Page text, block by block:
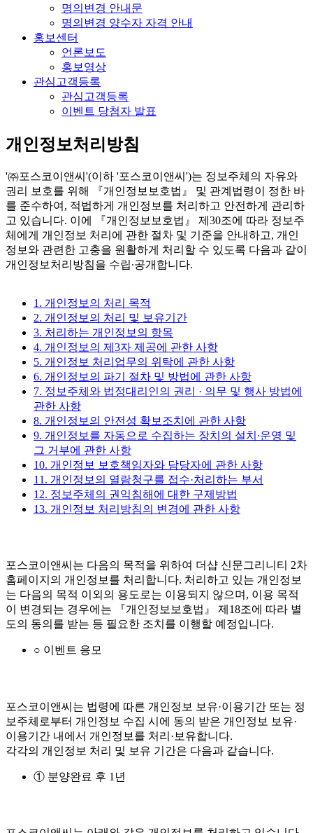
명의변경 안내문
명의변경 양수자 자격 안내
홍보센터
언론보도
홍보영상
관심고객등록
관심고객등록
이벤트 당첨자 발표
개인정보처리방침
'㈜포스코이앤씨'(이하 '포스코이앤씨')는 정보주체의 자유와
권리 보호를 위해 『개인정보보호법』 및 관계법령이 정한 바
를 준수하여, 적법하게 개인정보를 처리하고 안전하게 관리하
고 있습니다. 이에 『개인정보보호법』 제30조에 따라 정보주
체에게 개인정보 처리에 관한 절차 및 기준을 안내하고, 개인
정보와 관련한 고충을 원활하게 처리할 수 있도록 다음과 같이
개인정보처리방침을 수립∙공개합니다.
1. 개인정보의 처리 목적
2. 개인정보의 처리 및 보유기간
3. 처리하는 개인정보의 항목
4. 개인정보의 제3자 제공에 관한 사항
5. 개인정보 처리업무의 위탁에 관한 사항
6. 개인정보의 파기 절차 및 방법에 관한 사항
7. 정보주체와 법정대리인의 권리 · 의무 및 행사 방법에
관한 사항
8. 개인정보의 안전성 확보조치에 관한 사항
9. 개인정보를 자동으로 수집하는 장치의 설치∙운영 및
그 거부에 관한 사항
10. 개인정보 보호책임자와 담당자에 관한 사항
11. 개인정보의 열람청구를 접수·처리하는 부서
12. 정보주체의 권익침해에 대한 구제방법
13. 개인정보 처리방침의 변경에 관한 사항
포스코이앤씨는 다음의 목적을 위하여 더샵 신문그리니티 2차
홈페이지의 개인정보를 처리합니다. 처리하고 있는 개인정보
는 다음의 목적 이외의 용도로는 이용되지 않으며, 이용 목적
이 변경되는 경우에는 『개인정보보호법』 제18조에 따라 별
도의 동의를 받는 등 필요한 조치를 이행할 예정입니다.
○ 이벤트 응모
포스코이앤씨는 법령에 따른 개인정보 보유·이용기간 또는 정
보주체로부터 개인정보 수집 시에 동의 받은 개인정보 보유·
이용기간 내에서 개인정보를 처리·보유합니다.
각각의 개인정보 처리 및 보유 기간은 다음과 같습니다.
① 분양완료 후 1년